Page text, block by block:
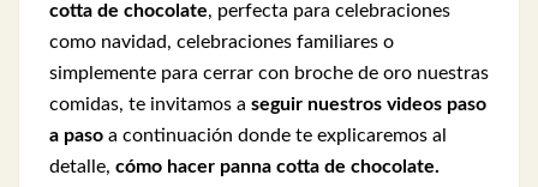
cotta de chocolate, perfecta para celebraciones
como navidad, celebraciones familiares o
simplemente para cerrar con broche de oro nuestras
comidas, te invitamos a seguir nuestros videos paso
a paso a continuación donde te explicaremos al
detalle, cómo hacer panna cotta de chocolate.